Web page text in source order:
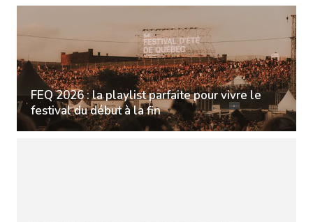
FEQ 2026 : la playlist parfaite pour vivre le
festival du début à la fin